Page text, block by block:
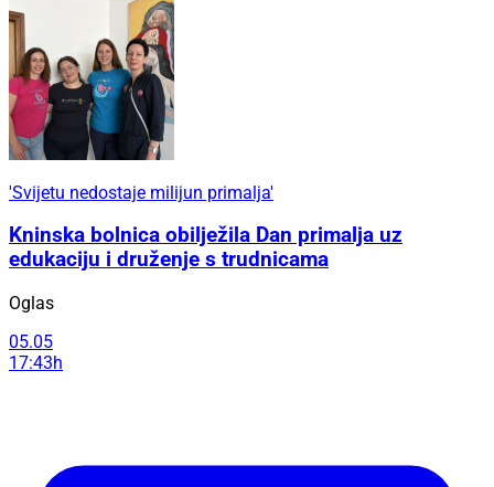
'Svijetu nedostaje milijun primalja'
Kninska bolnica obilježila Dan primalja uz
edukaciju i druženje s trudnicama
Oglas
05.05
17:43h